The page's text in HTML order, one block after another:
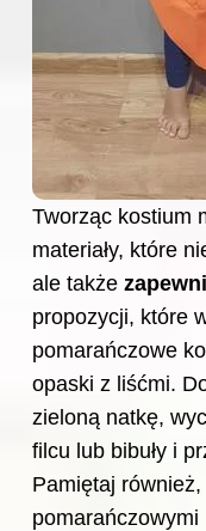
Tworząc kostium
materiały, które
ale także
propozycji, które
pomarańczowe
opaski z liśćmi.
zieloną natkę,
filcu lub bibuły i
Pamiętaj również,